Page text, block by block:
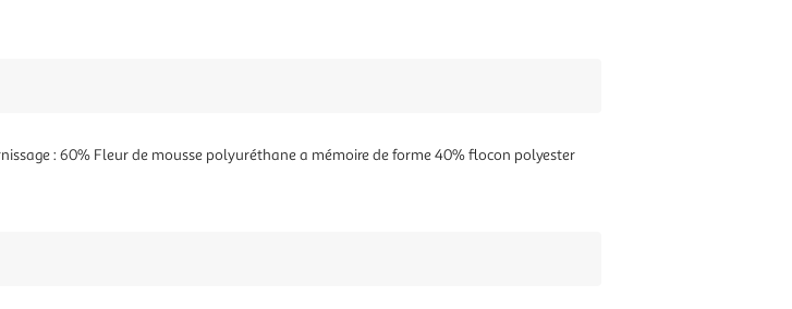
: 60% Fleur de mousse polyuréthane a mémoire de forme 40% flocon polyester